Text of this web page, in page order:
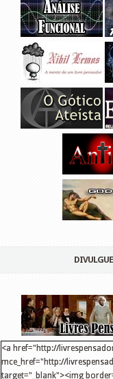
<a href="http://
mce_href="http://
target="_blank"><img